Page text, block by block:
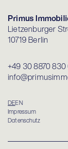
Primus
Lietzenburger
10719 Berlin
+49 30 8870 830
DEEN
Impressum
Datenschutz